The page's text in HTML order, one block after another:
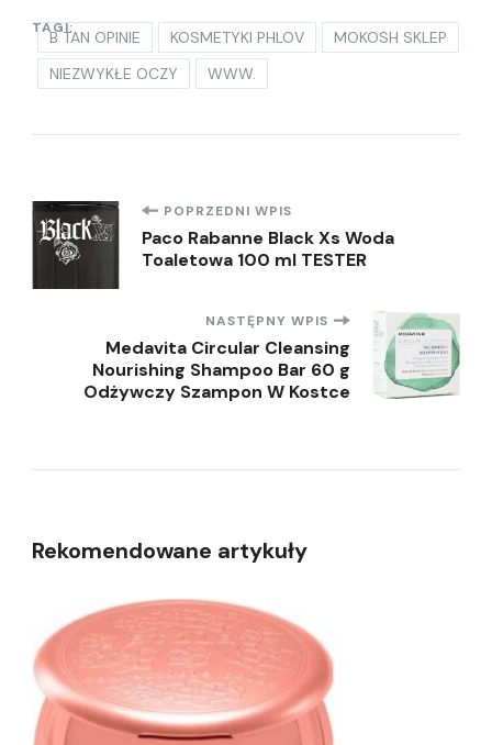
TAGI:
B TAN OPINIE KOSMETYKI PHLOV
MOKOSH SKLEP
NIEZWYKŁE OCZY
WWW.
Nawigacja
wpisu
POPRZEDNI WPIS
Paco Rabanne Black Xs Woda
Toaletowa 100 ml TESTER
NASTĘPNY WPIS
Medavita Circular Cleansing
Nourishing Shampoo Bar 60 g
Odżywczy Szampon W Kostce
Rekomendowane artykuły